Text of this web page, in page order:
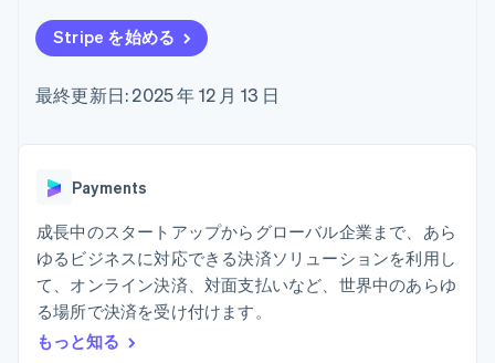
ポーネント
決済手段
済手段を利用
Boost
決済成功率の
最適化
Link
スピーディー
な決済
Recognition
自動化
データの同
期
プラットフォーム
SaaS
ゲーム
ホスピタリティ、旅行、
レジャー
保険
メディアおよびエンター
テインメント
理
従量課金請求を提供
のカードを発行
エージェントによるサー
と管理
リソース
アプリへの導入
コードサンプル
開発者のブログ
会社
製品ロードマップ
レンス
ニュースルーム
お問い合わせ
営業にお問い合わせ
パートナーになる
Stripe を始める
最終更新日: 2025 年 12 月 13 日
Payments
成長中のスタートアップからグローバル企業まで、あら
ゆるビジネスに対応できる決済ソリューションを利用し
て、オンライン決済、対面支払いなど、世界中のあらゆ
る場所で決済を受け付けます。
もっと知る